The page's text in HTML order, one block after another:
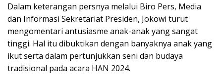
Dalam keterangan persnya melalui Biro Pers, Media
dan Informasi Sekretariat Presiden, Jokowi turut
mengomentari antusiasme anak-anak yang sangat
tinggi. Hal itu dibuktikan dengan banyaknya anak yang
ikut serta dalam pertunjukkan seni dan budaya
tradisional pada acara HAN 2024.